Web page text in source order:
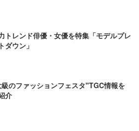
トレンド俳優・女優を特集「モデルプレ
ダウン」
のファッションフェスタ"TGC情報を
介